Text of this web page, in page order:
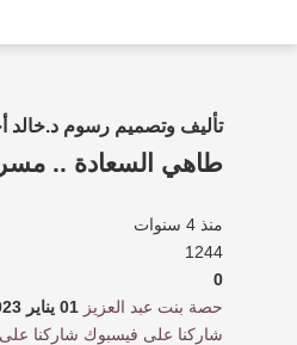
تأليف وتصميم رسوم د.خالد
طاهي السعادة ..
منذ 4 سنوات
1244
0
حصة بنت عبد العزيز 01 يناير 2023 07:39: م
شاركنا على فيسبوك شاركنا على